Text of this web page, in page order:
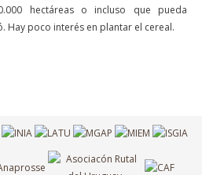
hectáreas o incluso que pueda
Hay poco interés en plantar el cereal.